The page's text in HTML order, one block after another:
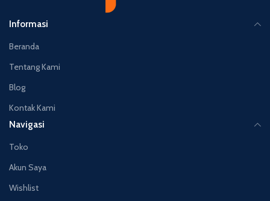
Informasi
Beranda
Tentang Kami
Blog
Kontak Kami
Navigasi
Toko
Akun Saya
Wishlist